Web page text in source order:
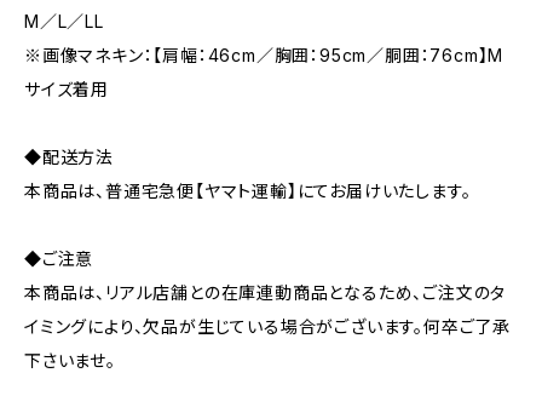
M／L／LL
※画像マネキン：【肩幅：46cm／胸囲：95cm／胴囲：76cm】M
サイズ着用
◆配送方法
本商品は、普通宅急便【ヤマト運輸】にてお届けいたします。
◆ご注意
本商品は、リアル店舗との在庫連動商品となるため、ご注文のタ
イミングにより、欠品が生じている場合がございます。何卒ご了承
下さいませ。